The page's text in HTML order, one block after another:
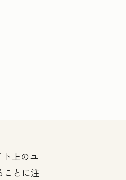
上のユ
ことに注